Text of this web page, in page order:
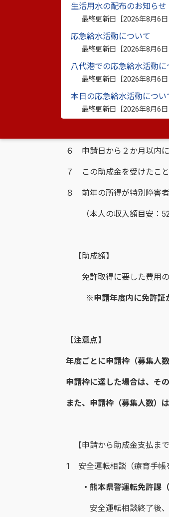
生活用水の配布のお知らせ
最終更新日［2026年8月6
応急給水活動について
最終更新日［2026年8月6
八代港での応急給水活動に
最終更新日［2026年8月6
本日の応急給水活動につい
最終更新日［2026年8月6
【利用できる方と助成の条
１ 障がい者手帳をもってい
２ 八代市の住民基本台帳に
３ 社会参加や就労が目的
※安全運転相談を行ってく
６ 申請日から２か月以内
７ この助成金を受けたこ
８ 前年の所得が特別障害
（本人の収入額目安：
【助成額】
免許取得に要した費用の
※申請年度内に免許証
【注意点】
年度ごとに申請枠（募集人数
申請枠に達した場合は、そ
また、申請枠（募集人数）
【申請から助成金支払まで
1 安全運転相談（療育手帳
・熊本県警運転免許課（
安全運転相談終了後、安